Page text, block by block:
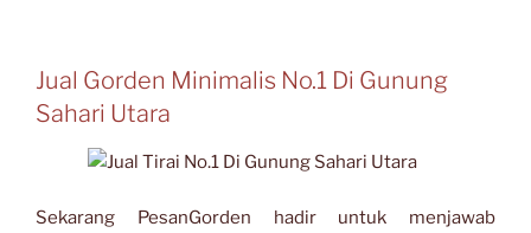
Jual Gorden Minimalis No.1 Di Gunung
Sahari Utara
Sekarang PesanGorden hadir untuk menjawab